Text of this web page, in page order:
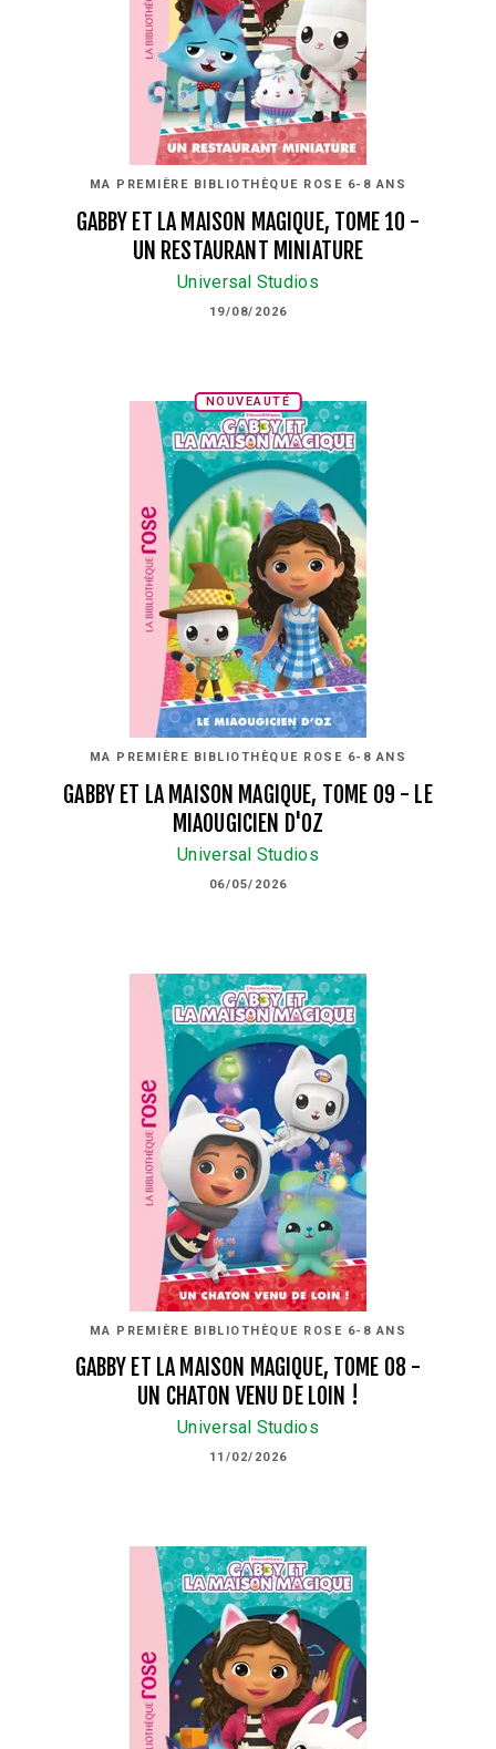
MA PREMIÈRE BIBLIOTHÈQUE ROSE 6-8 ANS
GABBY ET LA MAISON MAGIQUE, TOME 10 -
UN RESTAURANT MINIATURE
Universal Studios
19/08/2026
NOUVEAUTÉ
MA PREMIÈRE BIBLIOTHÈQUE ROSE 6-8 ANS
GABBY ET LA MAISON MAGIQUE, TOME 09 - LE
MIAOUGICIEN D'OZ
Universal Studios
06/05/2026
MA PREMIÈRE BIBLIOTHÈQUE ROSE 6-8 ANS
GABBY ET LA MAISON MAGIQUE, TOME 08 -
UN CHATON VENU DE LOIN !
Universal Studios
11/02/2026